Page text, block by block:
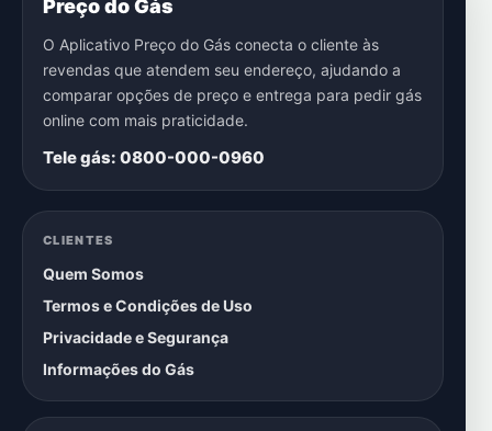
Preço do Gás
O Aplicativo Preço do Gás conecta o cliente às
revendas que atendem seu endereço, ajudando a
comparar opções de preço e entrega para pedir gás
online com mais praticidade.
Tele gás: 0800-000-0960
CLIENTES
Quem Somos
Termos e Condições de Uso
Privacidade e Segurança
Informações do Gás